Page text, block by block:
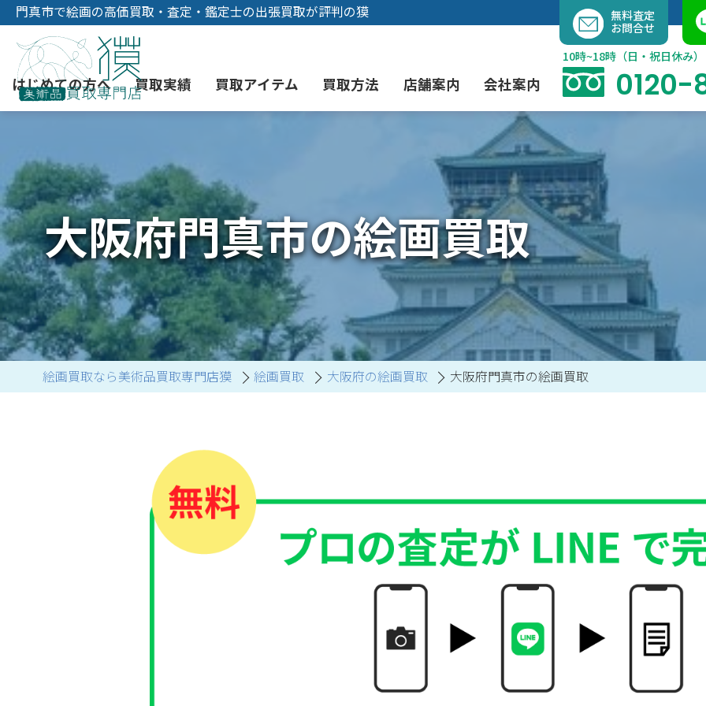
容
キ
ッ
プ
門真市で絵画の高価買取・査定・鑑定士の出張買取が評判の獏
はじめての方へ
初めての美術品売却 よくあるご質問
YOUTUBE instagram
買取実績 買取アイテム
絵画買取 現代アート買取
骨董品買取 茶道具買取
西洋アンティーク買取 彫刻・ブロンズ買取
中国骨董品買取 工芸品買取
買取方法
3つの買取方法 出張買取（無料）
宅配・郵送買取 業者間オークション出品代行
時価評価サービス
店舗案内
東京店
会社案内
会社概要 当社の特徴
消費者志向自主宣言
無料査定
お問合せ
10時~18時（日・祝日休み）
大阪府門真市の絵画買取
絵画買取なら美術品買取専門店獏 絵画買取 大阪府の絵画買取 大阪府門真市の絵画買取